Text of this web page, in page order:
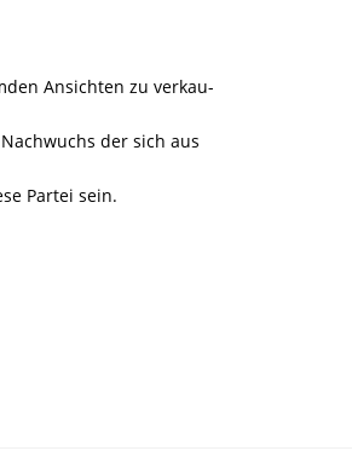
Ansichten zu verkau-
der sich aus
Partei sein.